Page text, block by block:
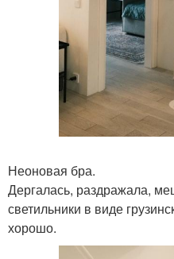
Неоновая бра.
Дергалась, раздражала,
светильники в виде
хорошо.